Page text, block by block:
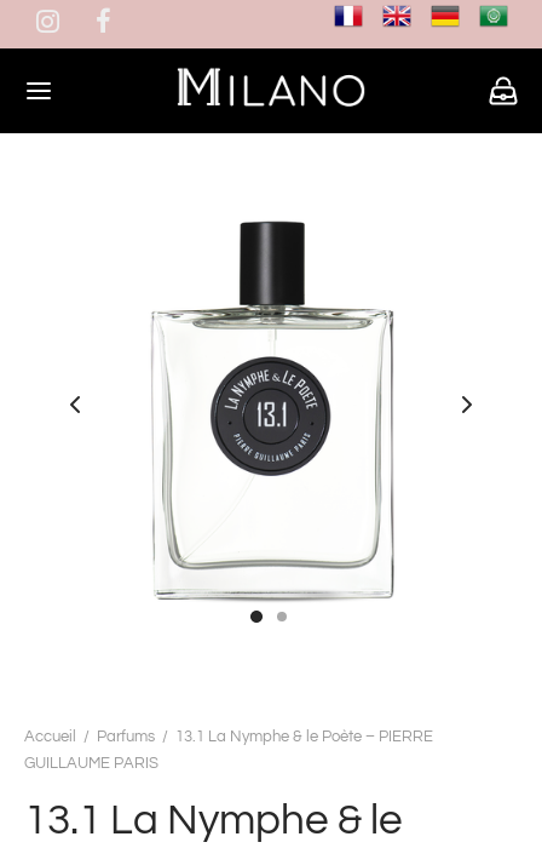
Accueil / Parfums / 13.1 La Nymphe & le Poète – PIERRE
GUILLAUME PARIS
13.1 La Nymphe & le